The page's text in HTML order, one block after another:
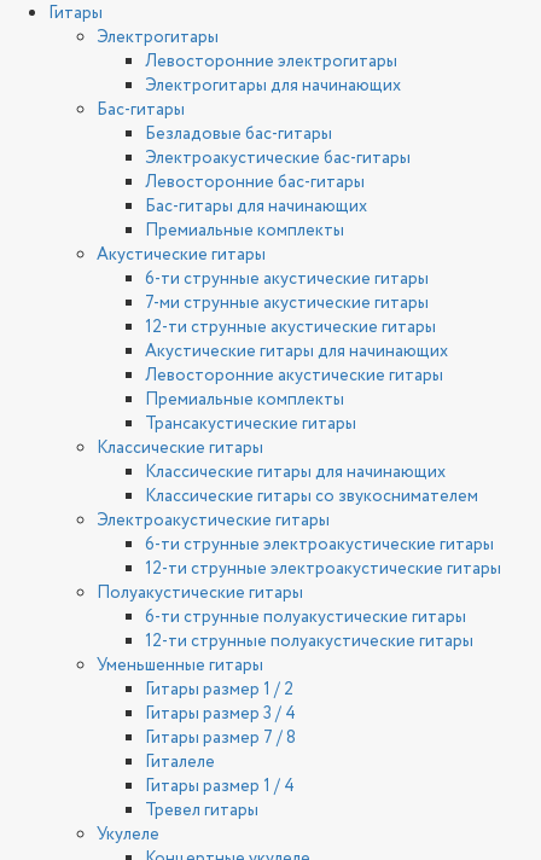
Гитары
Электрогитары
Левосторонние электрогитары
Электрогитары для начинающих
Бас-гитары
Безладовые бас-гитары
Электроакустические бас-гитары
Левосторонние бас-гитары
Бас-гитары для начинающих
Премиальные комплекты
Акустические гитары
6-ти струнные акустические гитары
7-ми струнные акустические гитары
12-ти струнные акустические гитары
Акустические гитары для начинающих
Левосторонние акустические гитары
Премиальные комплекты
Трансакустические гитары
Классические гитары
Классические гитары для начинающих
Классические гитары со звукоснимателем
Электроакустические гитары
6-ти струнные электроакустические гитары
12-ти струнные электроакустические гитары
Полуакустические гитары
6-ти струнные полуакустические гитары
12-ти струнные полуакустические гитары
Уменьшенные гитары
Гитары размер 1 / 2
Гитары размер 3 / 4
Гитары размер 7 / 8
Гиталеле
Гитары размер 1 / 4
Тревел гитары
Укулеле